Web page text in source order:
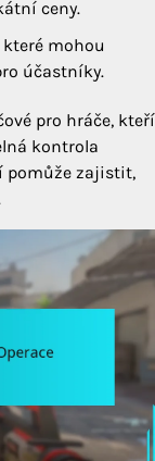
ceny.
mohou
účastníky.
pro hráče, kteří
kontrola
pomůže zajistit,